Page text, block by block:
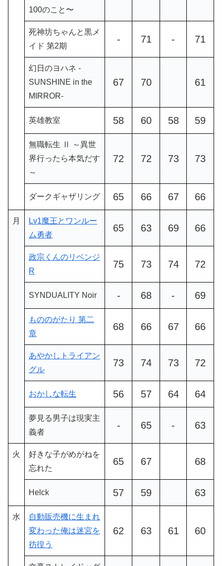
100のこと〜
死神坊ちゃんと黒メ
イド 第2期
- 71 - 71
幻日のヨハネ -
SUNSHINE in the
MIRROR-
67 70 61
英雄教室 58 60 58 59
無職転生 Ⅱ ～異世
界行ったら本気だす
～
72 72 73 73
ダークギャザリング 65 66 67 66
月
Lv1魔王とワンルー
ム勇者
65 63 69 66
政宗くんのリベンジ
R
75 73 74 72
SYNDUALITY Noir - 68 - 69
もののがたり 第二
章
68 66 67 66
あやかしトライアン
グル
73 74 73 72
おかしな転生 56 57 64 64
夢見る男子は現実主
義者
- 65 - 63
火
好きな子がめがねを
忘れた
65 67 68
Helck 57 59 63
水
自動販売機に生まれ
変わった俺は迷宮を
彷徨う
62 63 61 60